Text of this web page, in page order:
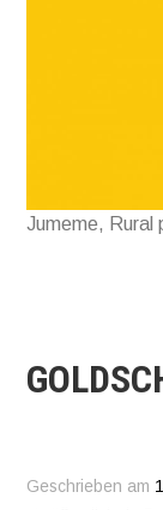
Jumeme, Rural
Geschrieben am